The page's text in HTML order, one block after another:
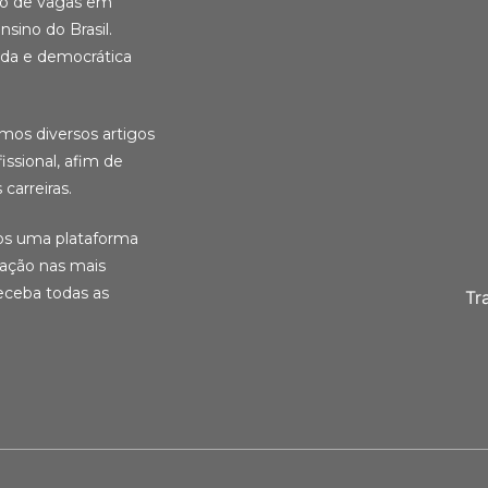
do Brasil.
e democrática
diversos artigos
afim de
uma plataforma
nas mais
todas as